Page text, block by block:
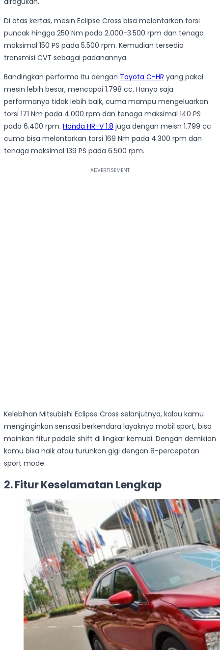
Di atas kertas, mesin Eclipse Cross bisa melontarkan torsi
puncak hingga 250 Nm pada 2.000-3.500 rpm dan tenaga
maksimal 150 PS pada 5.500 rpm. Kemudian tersedia
transmisi CVT sebagai padanannya.
Bandingkan performa itu dengan Toyota C-HR yang pakai
mesin lebih besar, mencapai 1.798 cc. Hanya saja
performanya tidak lebih baik, cuma mampu mengeluarkan
torsi 171 Nm pada 4.000 rpm dan tenaga maksimal 140 PS
pada 6.400 rpm. Honda HR-V 1.8 juga dengan meisn 1.799 cc
cuma bisa melontarkan torsi 169 Nm pada 4.300 rpm dan
tenaga maksimal 139 PS pada 6.500 rpm.
Kelebihan Mitsubishi Eclipse Cross selanjutnya, kalau kamu
menginginkan sensasi berkendara layaknya mobil sport, bisa
mainkan fitur paddle shift di lingkar kemudi. Dengan demikian
kamu bisa naik atau turunkan gigi dengan 8-percepatan
sport mode.
2. Fitur Keselamatan Lengkap